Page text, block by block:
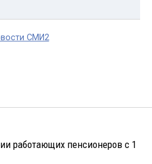
СМИ2
работающих пенсионеров с 1